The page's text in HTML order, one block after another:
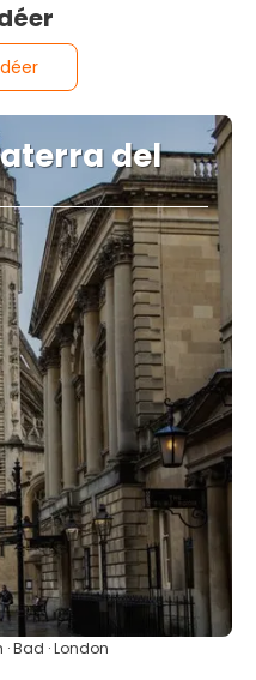
del
Bad · London